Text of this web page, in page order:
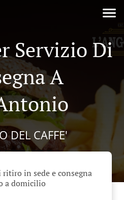
Servizio Di
A
DEL CAFFE'
in sede e consegna
a domicilio